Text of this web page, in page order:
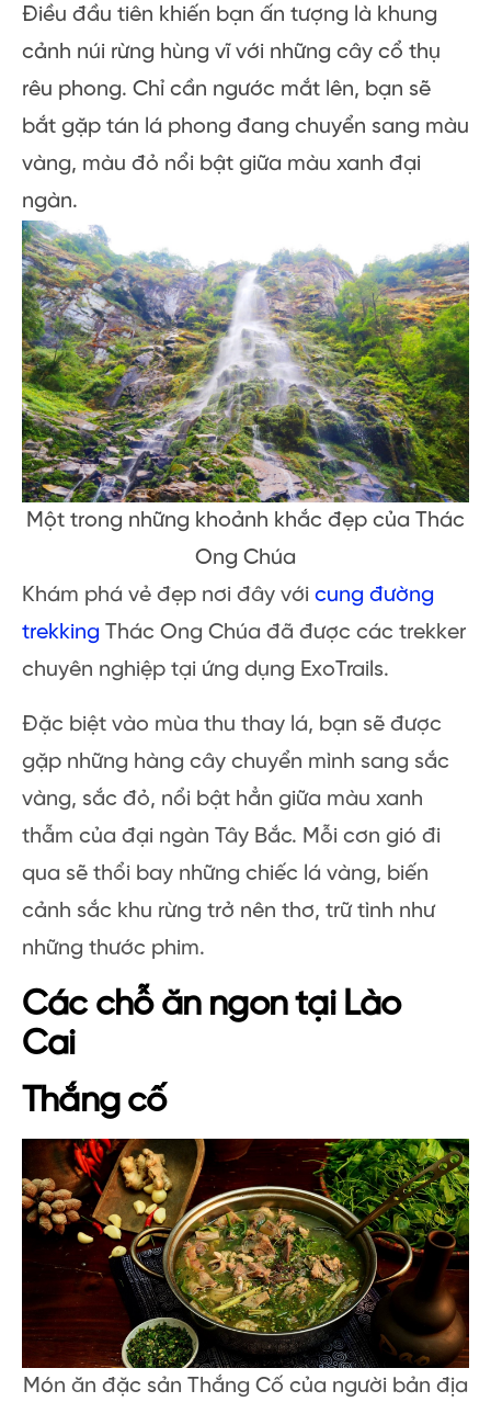
Điều đầu tiên khiến bạn ấn tượng là khung
cảnh núi rừng hùng vĩ với những cây cổ thụ
rêu phong. Chỉ cần ngước mắt lên, bạn sẽ
bắt gặp tán lá phong đang chuyển sang màu
vàng, màu đỏ nổi bật giữa màu xanh đại
ngàn.
Một trong những khoảnh khắc đẹp của Thác
Ong Chúa
Khám phá vẻ đẹp nơi đây với cung đường
trekking Thác Ong Chúa đã được các trekker
chuyên nghiệp tại ứng dụng ExoTrails.
Đặc biệt vào mùa thu thay lá, bạn sẽ được
gặp những hàng cây chuyển mình sang sắc
vàng, sắc đỏ, nổi bật hẳn giữa màu xanh
thẫm của đại ngàn Tây Bắc. Mỗi cơn gió đi
qua sẽ thổi bay những chiếc lá vàng, biến
cảnh sắc khu rừng trở nên thơ, trữ tình như
những thước phim.
Các chỗ ăn ngon tại Lào
Cai
Thắng cố
Món ăn đặc sản Thắng Cố của người bản địa